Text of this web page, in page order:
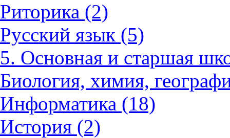
Риторика (2)
Русский язык (5)
5. Основная и старшая
Биология, химия,
Информатика (18)
История (2)